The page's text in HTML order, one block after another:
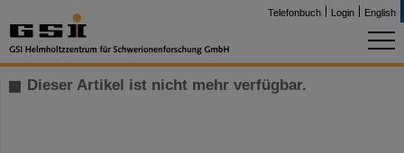
Telefonbuch Login English
Dieser Artikel ist nicht mehr verfügbar.